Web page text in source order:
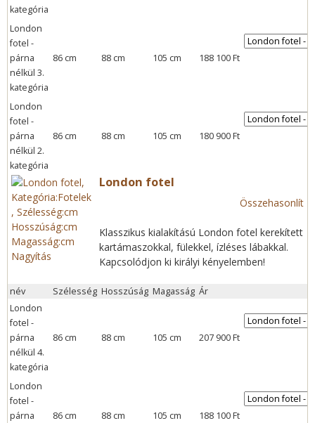
kategória
London
fotel -
párna
nélkül 3.
kategória
86 cm 88 cm 105 cm 188 100 Ft
London
fotel -
párna
nélkül 2.
kategória
86 cm 88 cm 105 cm 180 900 Ft
Nagyítás
London fotel
Összehasonlít
Klasszikus kialakítású London fotel kerekített
kartámaszokkal, fülekkel, ízléses lábakkal.
Kapcsolódjon ki királyi kényelemben!
név Szélesség Hosszúság Magasság Ár
London
fotel -
párna
nélkül 4.
kategória
86 cm 88 cm 105 cm 207 900 Ft
London
fotel -
párna
86 cm 88 cm 105 cm 188 100 Ft